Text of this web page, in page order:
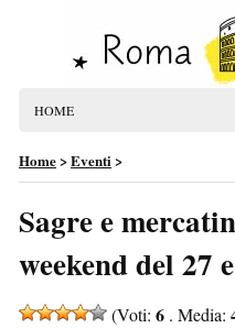
HOME
Home>Eventi>
Sagre e
weekend del 27
(Voti: 6 . Media: